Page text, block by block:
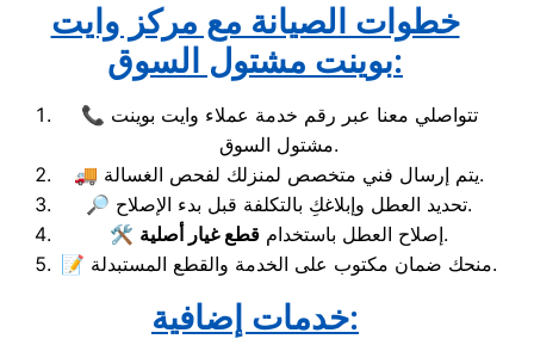
خطوات الصيانة مع مركز وايت
بوينت مشتول السوق:
📞 تتواصلي معنا عبر رقم خدمة عملاء وايت بوينت
مشتول السوق.
🚚 يتم إرسال فني متخصص لمنزلك لفحص الغسالة.
🔎 تحديد العطل وإبلاغكِ بالتكلفة قبل بدء الإصلاح.
🛠️ إصلاح العطل باستخدام قطع غيار أصلية
.
📝 منحك ضمان مكتوب على الخدمة والقطع المستبدلة.
خدمات إضافية: